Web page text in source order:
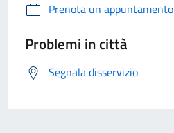
Prenota un appuntamento
Problemi in città
Segnala disservizio